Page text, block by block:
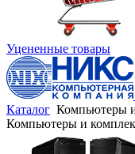
Уцененные товары
Каталог Компьютеры
Компьютеры и